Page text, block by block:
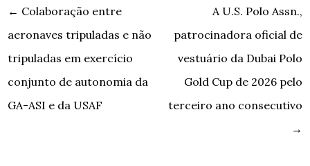
← Colaboração entre
aeronaves tripuladas e não
tripuladas em exercício
conjunto de autonomia da
GA-ASI e da USAF
A U.S. Polo Assn.,
patrocinadora oficial de
vestuário da Dubai Polo
Gold Cup de 2026 pelo
terceiro ano consecutivo
→